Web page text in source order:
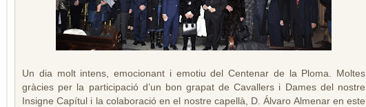
Un dia molt intens, emocionant i emotiu del Centenar de la Ploma. Moltes
gràcies per la participació d’un bon grapat de Cavallers i Dames del nostre
Insigne Capítul i la colaboració en el nostre capellà, D. Álvaro Almenar en este